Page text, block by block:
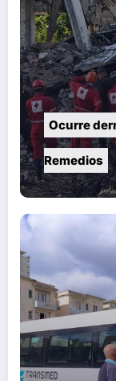
Ocurre
Remedios